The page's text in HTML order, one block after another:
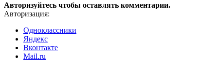
Авторизуйтесь чтобы оставлять комментарии.
Авторизация:
Одноклассники
Яндекс
Вконтакте
Mail.ru